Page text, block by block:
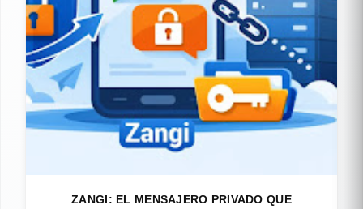
ZANGI: EL MENSAJERO PRIVADO QUE